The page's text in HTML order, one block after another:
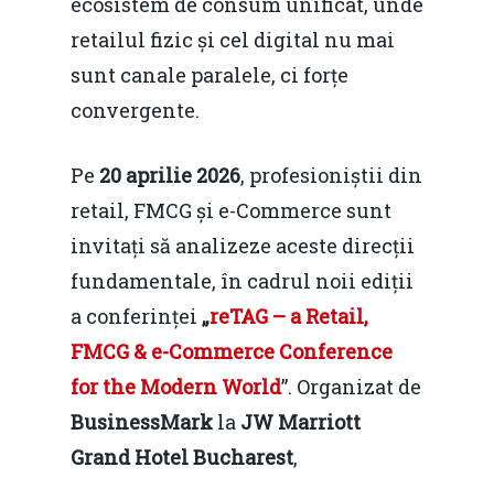
retailul fizic și cel digital nu mai
sunt canale paralele, ci forțe
convergente.
Pe 20 aprilie 2026, profesioniștii din
retail, FMCG și e-Commerce sunt
invitați să analizeze aceste direcții
fundamentale, în cadrul noii ediții
a conferinței „reTAG – a Retail,
FMCG & e-Commerce Conference
for the Modern World”. Organizat de
BusinessMark la JW Marriott
Grand Hotel Bucharest,